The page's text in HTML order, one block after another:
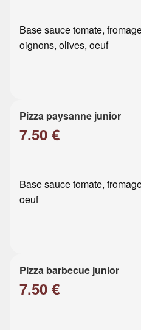
Base sauce tomate,
oignons, olives, oeuf
Pizza paysanne junior
7.50 €
Base sauce tomate,
oeuf
Pizza barbecue junior
7.50 €